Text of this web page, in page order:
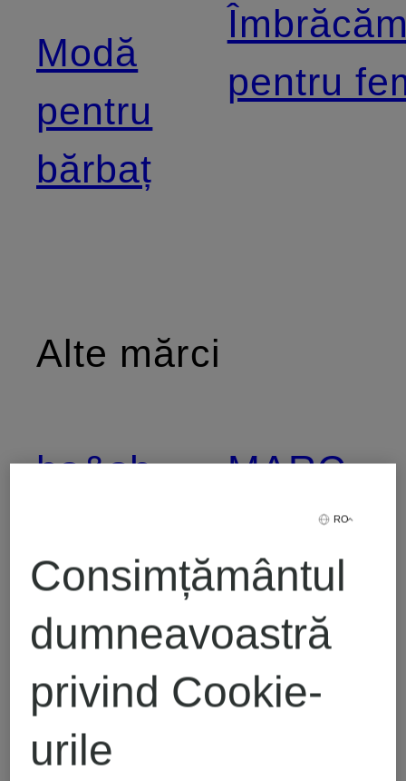
Modă
pentru
bărbaț
pentru
Alte mărci
ba&sh
BIRKENSTOCK
Buena
Vista
MARC
AUREL
MARC
CAIN
RO
Consimțământul
dumneavoastră
privind Cookie-
urile